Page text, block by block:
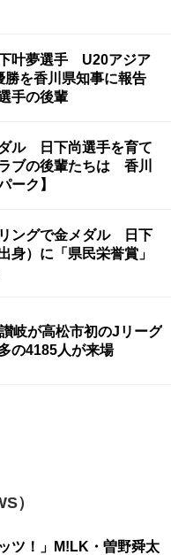
叶夢選手 U20アジア
勝を香川県知事に報告
手の後輩
ル 日下尚選手を育て
ブの後輩たちは 香川
ーク】
ングで金メダル 日下
身）に「県民栄誉賞」
岐が高松市初のJリーグ
の4185人が来場
）
ツ！」M!LK・曽野舜太